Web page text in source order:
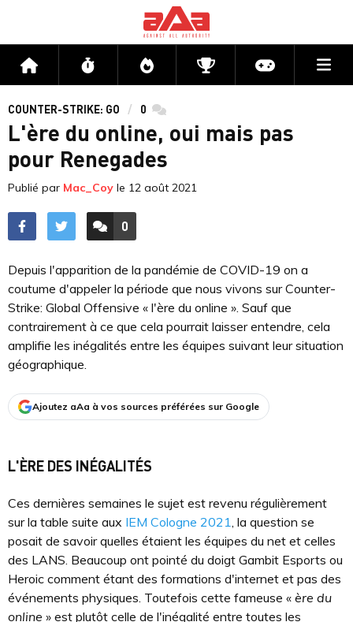
Accueil Flux Directs CompétitionsActu jeux
COUNTER-STRIKE: GO 0 commentaires
L'ère du online, oui mais pas
pour Renegades
Publié par Mac_Coy le 12 août 2021
ACCÉDER AUX
0
COMMENTAIRES
Depuis l'apparition de la pandémie de COVID-19 on a
coutume d'appeler la période que nous vivons sur Counter-
Strike: Global Offensive « l'ère du online ». Sauf que
contrairement à ce que cela pourrait laisser entendre, cela
amplifie les inégalités entre les équipes suivant leur situation
géographique.
Ajoutez aAa à vos sources préférées sur Google
L'ÈRE DES INÉGALITÉS
Ces dernières semaines le sujet est revenu régulièrement
sur la table suite aux IEM Cologne 2021, la question se
posait de savoir quelles étaient les équipes du net et celles
des LANS. Beaucoup ont pointé du doigt Gambit Esports ou
Heroic comment étant des formations d'internet et pas des
événements physiques. Toutefois cette fameuse « ère du
online » est plutôt celle de l'inégalité entre toutes les